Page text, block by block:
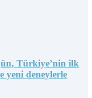
Türkiye’nin ilk
yeni deneylerle